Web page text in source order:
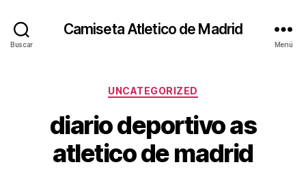
Buscar
Camiseta Atletico de Madrid
Menú
Categorías
UNCATEGORIZED
diario deportivo as
atletico de madrid